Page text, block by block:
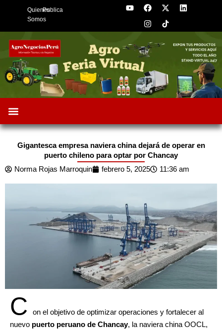
Quienes
Somos
Publica
Y
o
b
e
F
a
c
e
o
o
k
X
-
t
w
t
L
i
d
n
I
n
s
t
g
r
a
Gigantesca empresa naviera china dejará de operar en
puerto chileno para optar por Chancay
Norma Rojas Marroquin
febrero 5, 2025 11:36 am
C
on el objetivo de optimizar operaciones y fortalecer al
nuevo puerto peruano de Chancay, la naviera china OOCL,